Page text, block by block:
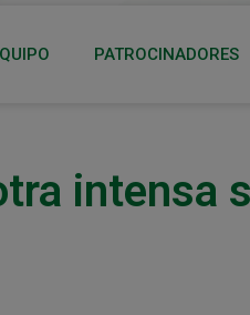
PATROCINADORES
intensa